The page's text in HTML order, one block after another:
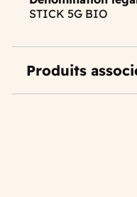
STICK 5G BIO
Produits